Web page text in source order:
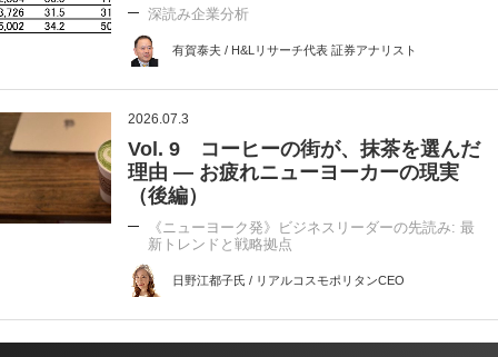
深読み企業分析
有賀泰夫 / H&Lリサーチ代表 証券アナリスト
2026.07.3
Vol. 9 コーヒーの街が、抹茶を選んだ
理由 ― お疲れニューヨーカーの現実
（後編）
《ニューヨーク発》ビジネスリーダーの先読み: 最
新トレンドと戦略拠点
日野江都子氏 / リアルコスモポリタンCEO